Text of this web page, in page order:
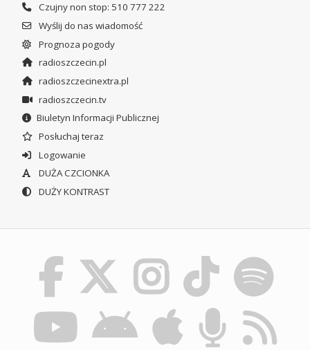
Czujny non stop: 510 777 222
Wyślij do nas wiadomość
Prognoza pogody
radioszczecin.pl
radioszczecinextra.pl
radioszczecin.tv
Biuletyn Informacji Publicznej
Posłuchaj teraz
Logowanie
DUŻA CZCIONKA
DUŻY KONTRAST